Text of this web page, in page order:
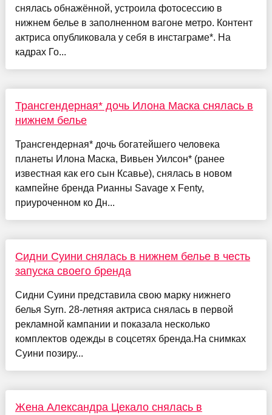
снялась обнажённой, устроила фотосессию в
нижнем белье в заполненном вагоне метро. Контент
актриса опубликовала у себя в инстаграме*. На
кадрах Го...
Трансгендерная* дочь Илона Маска снялась в
нижнем белье
Трансгендерная* дочь богатейшего человека
планеты Илона Маска, Вивьен Уилсон* (ранее
известная как его сын Ксавье), снялась в новом
кампейне бренда Рианны Savage x Fenty,
приуроченном ко Дн...
Сидни Суини снялась в нижнем белье в честь
запуска своего бренда
Сидни Суини представила свою марку нижнего
белья Syrn. 28-летняя актриса снялась в первой
рекламной кампании и показала несколько
комплектов одежды в соцсетях бренда.На снимках
Суини позиру...
Жена Александра Цекало снялась в